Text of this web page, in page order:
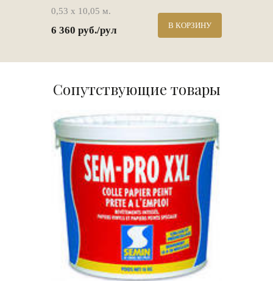
0,53 х 10,05 м.
6 360 руб./рул В КОРЗИНУ
Сопутствующие товары